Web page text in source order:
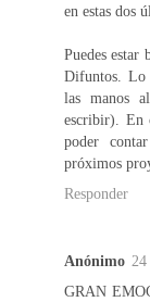
en estas dos
Puedes estar
Difuntos. Lo
las manos
escribir). En
poder
próximos
Responder
Anónimo
GRAN